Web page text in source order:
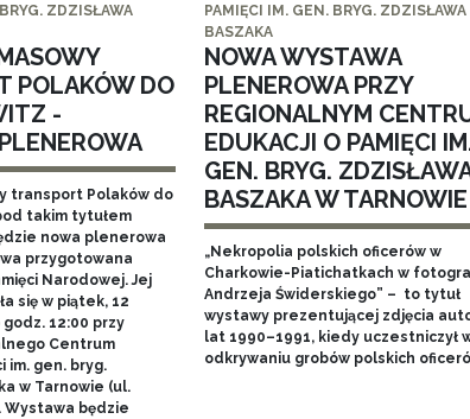
ZDZISŁAWA
POLAKÓW DO
-
transport Polaków do
takim tytułem
nowa plenerowa
przygotowana
Narodowej. Jej
się w piątek, 12
12:00 przy
Centrum
im. gen. bryg.
w Tarnowie (ul.
Wystawa będzie
PAMIĘCI IM. GEN. BRYG. ZDZISŁAWA
BASZAKA
NOWA WYSTAWA
PLENEROWA PRZY
REGIONALNYM
EDUKACJI O PAMIĘCI
GEN. BRYG.
BASZAKA W TARNOWIE
„Nekropolia polskich oficerów w
Charkowie-Piatichatkach w
Andrzeja Świderskiego” – to tytuł
wystawy prezentującej zdjęcia
lat 1990–1991, kiedy uczestniczył
odkrywaniu grobów polskich